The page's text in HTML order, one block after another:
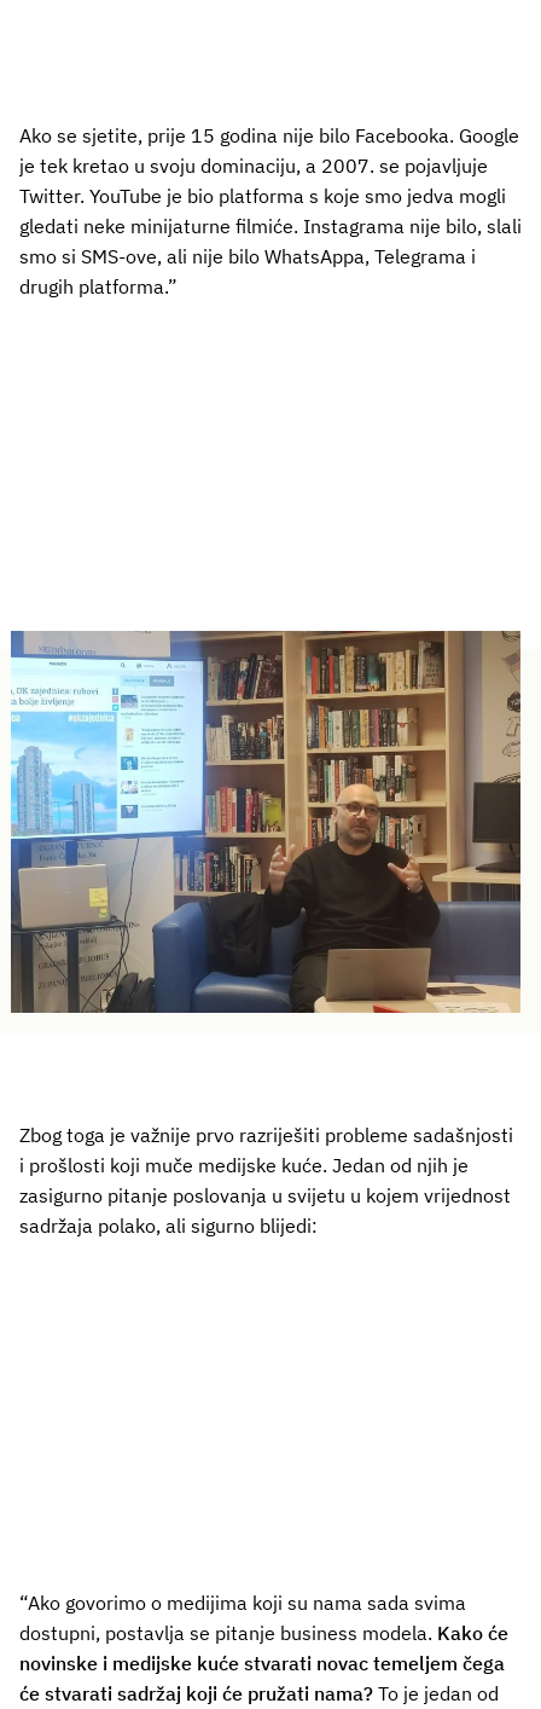
Ako se sjetite, prije 15 godina nije bilo Facebooka. Google
je tek kretao u svoju dominaciju, a 2007. se pojavljuje
Twitter. YouTube je bio platforma s koje smo jedva mogli
gledati neke minijaturne filmiće. Instagrama nije bilo, slali
smo si SMS-ove, ali nije bilo WhatsAppa, Telegrama i
drugih platforma.”
Zbog toga je važnije prvo razriješiti probleme sadašnjosti
i prošlosti koji muče medijske kuće. Jedan od njih je
zasigurno pitanje poslovanja u svijetu u kojem vrijednost
sadržaja polako, ali sigurno blijedi:
“Ako govorimo o medijima koji su nama sada svima
dostupni, postavlja se pitanje business modela. Kako će
novinske i medijske kuće stvarati novac temeljem čega
će stvarati sadržaj koji će pružati nama? To je jedan od